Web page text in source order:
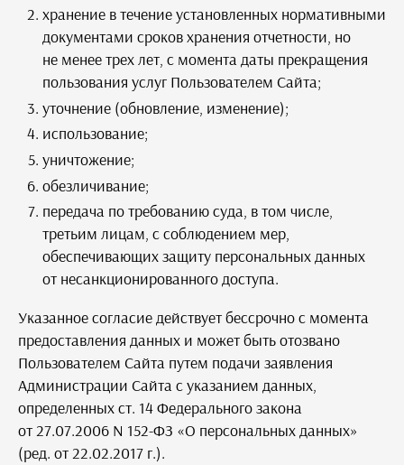
хранение в течение установленных нормативными
документами сроков хранения отчетности, но
не менее трех лет, с момента даты прекращения
пользования услуг Пользователем Сайта;
уточнение (обновление, изменение);
использование;
уничтожение;
обезличивание;
передача по требованию суда, в том числе,
третьим лицам, с соблюдением мер,
обеспечивающих защиту персональных данных
от несанкционированного доступа.
Указанное согласие действует бессрочно с момента
предоставления данных и может быть отозвано
Пользователем Сайта путем подачи заявления
Администрации Сайта с указанием данных,
определенных ст. 14 Федерального закона
от 27.07.2006 N 152-ФЗ «О персональных данных»
(ред. от 22.02.2017 г.).